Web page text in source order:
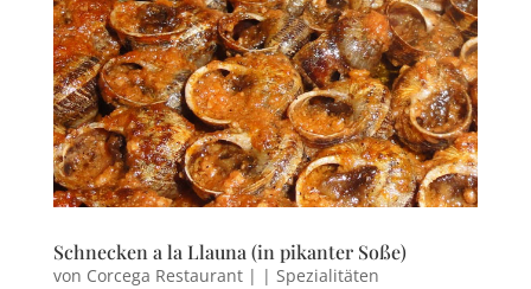
Schnecken a la Llauna (in pikanter Soße)
von Corcega Restaurant| | Spezialitäten